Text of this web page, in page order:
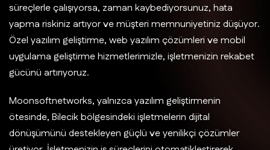
süreçlerle çalışıyorsa, zaman kaybediyorsunuz, hata
yapma riskiniz artıyor ve müşteri memnuniyetiniz düşüyor.
Özel yazılım geliştirme, web yazılım çözümleri ve mobil
uygulama geliştirme hizmetlerimizle, işletmenizin rekabet
gücünü artırıyoruz.
Moonsoftnetworks, yalnızca yazılım geliştirmenin
ötesinde, Bilecik bölgesindeki işletmelerin dijital
dönüşümünü destekleyen güçlü ve yenilikçi çözümler